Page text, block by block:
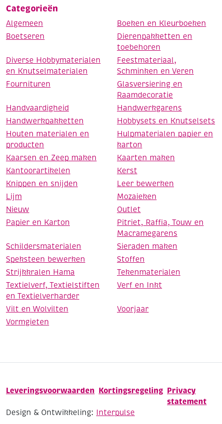
Categorieën
Algemeen
Boeken en Kleurboeken
Boetseren
Dierenpakketten en
toebehoren
Diverse Hobbymaterialen
en Knutselmaterialen
Feestmateriaal,
Schminken en Veren
Fournituren
Glasversiering en
Raamdecoratie
Handvaardigheid
Handwerkgarens
Handwerkpakketten
Hobbysets en Knutselsets
Houten materialen en
producten
Hulpmaterialen papier en
karton
Kaarsen en Zeep maken
Kaarten maken
Kantoorartikelen
Kerst
Knippen en snijden
Leer bewerken
Lijm
Mozaieken
Nieuw
Outlet
Papier en Karton
Pitriet, Raffia, Touw en
Macramegarens
Schildersmaterialen
Sieraden maken
Speksteen bewerken
Stoffen
Strijkkralen Hama
Tekenmaterialen
Textielverf, Textielstiften
en Textielverharder
Verf en Inkt
Vilt en Wolvilten
Voorjaar
Vormgieten
Leveringsvoorwaarden Kortingsregeling Privacy
statement
Design & Ontwikkeling: Interpulse